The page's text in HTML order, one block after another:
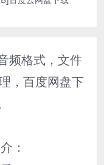
频格式，文件
，百度网盘下
：